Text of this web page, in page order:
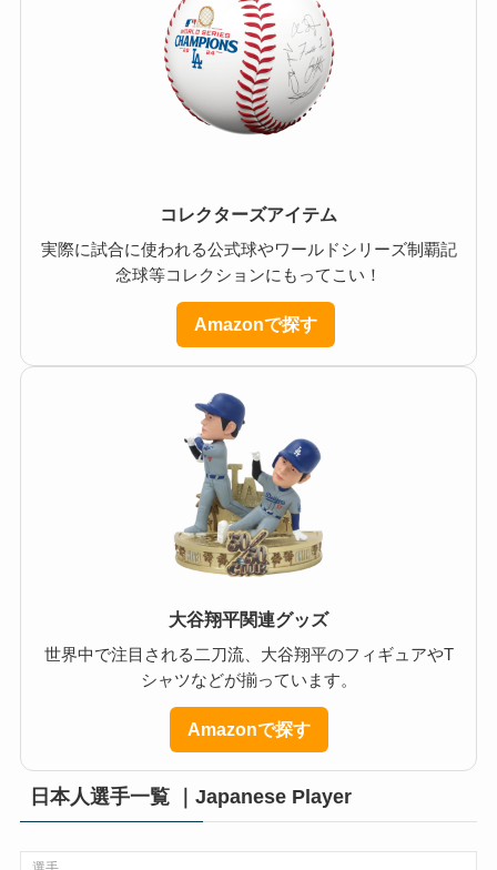
コレクターズアイテム
実際に試合に使われる公式球やワールドシリーズ制覇記
念球等コレクションにもってこい！
Amazonで探す
大谷翔平関連グッズ
世界中で注目される二刀流、大谷翔平のフィギュアやT
シャツなどが揃っています。
Amazonで探す
日本人選手一覧 ｜Japanese Player